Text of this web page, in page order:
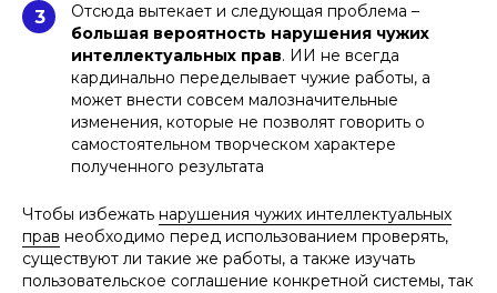
3
Отсюда вытекает и следующая проблема –
большая вероятность нарушения чужих
интеллектуальных прав. ИИ не всегда
кардинально переделывает чужие работы, а
может внести совсем малозначительные
изменения, которые не позволят говорить о
самостоятельном творческом характере
полученного результата
Чтобы избежать нарушения чужих интеллектуальных
прав необходимо перед использованием проверять,
существуют ли такие же работы, а также изучать
пользовательское соглашение конкретной системы, так